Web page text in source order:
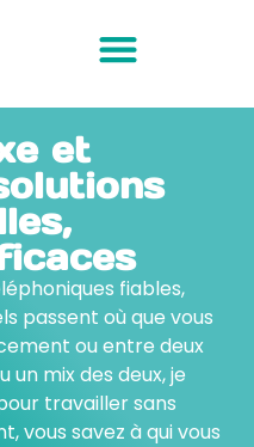
et
fiables,
passent où que vous
ou entre deux
un mix des deux, je
travailler sans
vous savez à qui vous